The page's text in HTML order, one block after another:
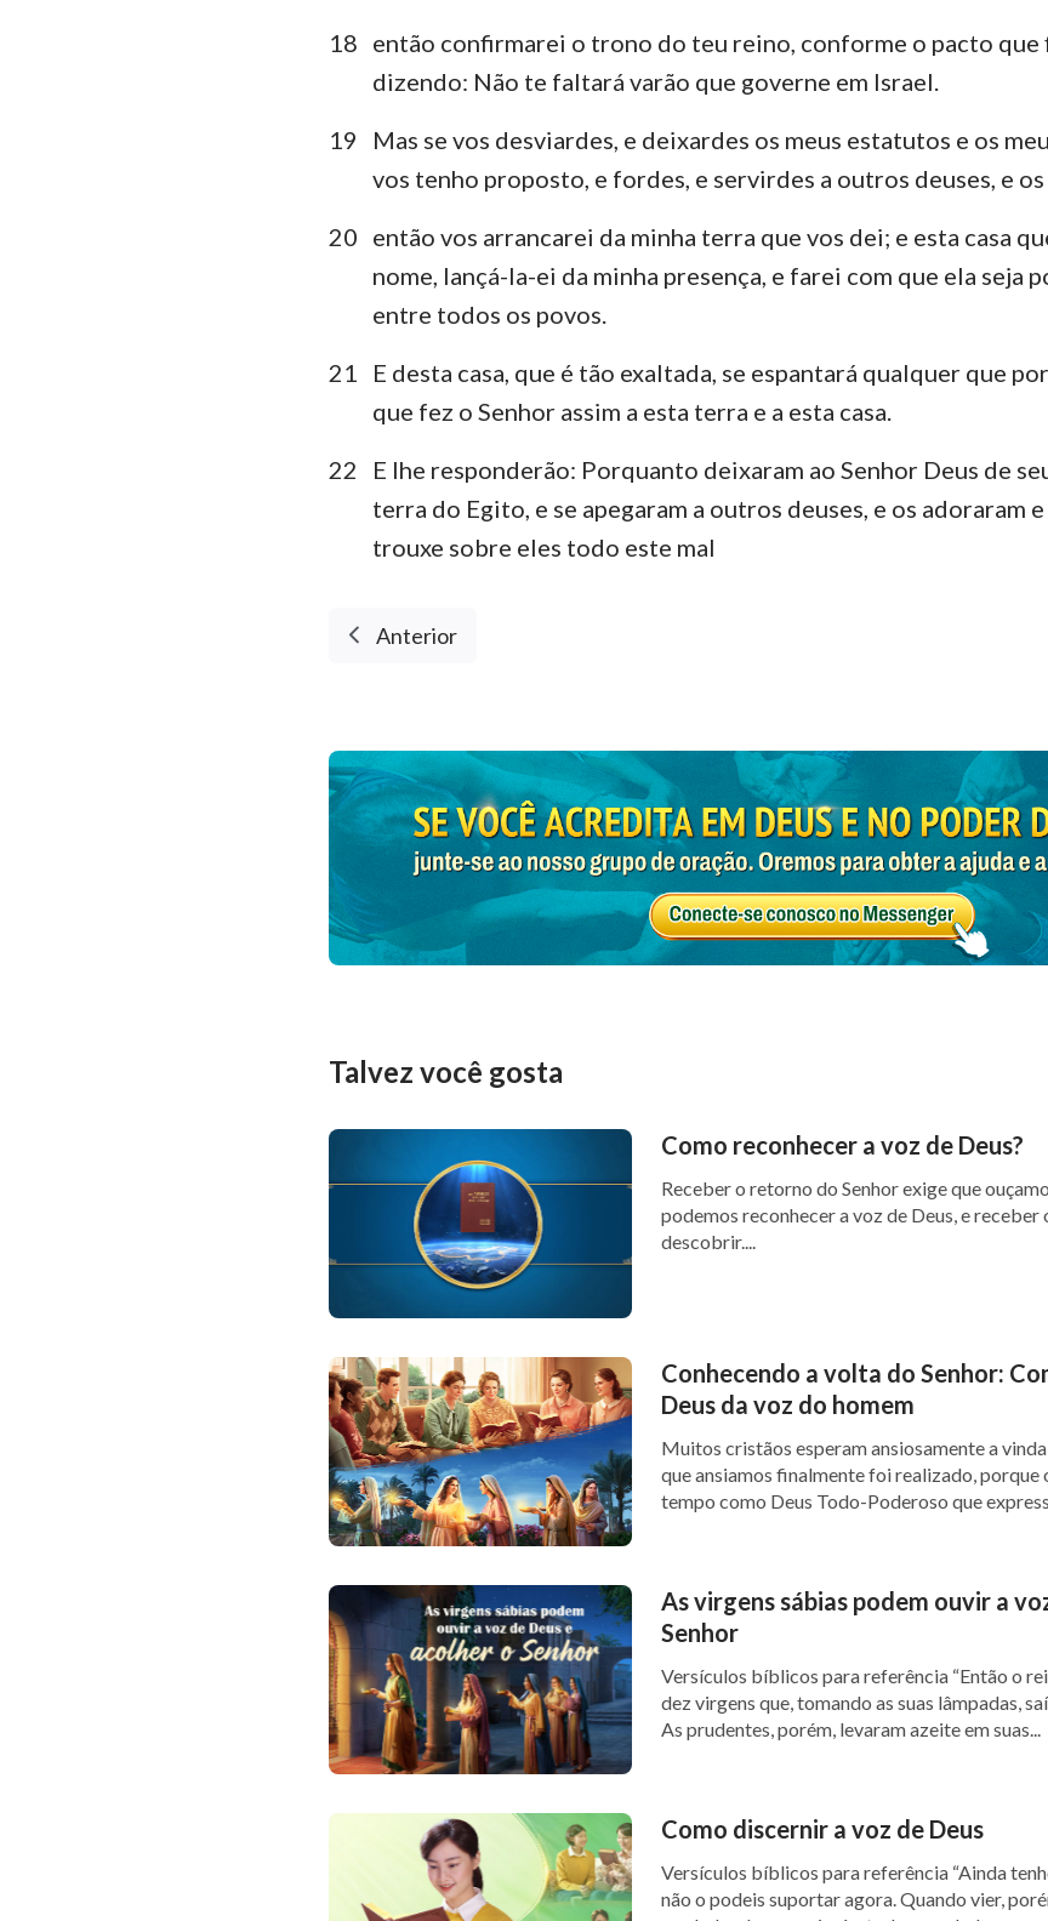
18 então confirmarei o trono do teu reino, conforme o pacto que
dizendo: Não te faltará varão que governe em Israel.
19
Mas se vos desviardes, e deixardes os meus estatutos e os
vos tenho proposto, e fordes, e servirdes a outros deuses, e
20 então vos arrancarei da minha terra que vos dei; e esta casa
nome, lançá-la-ei da minha presença, e farei com que ela seja
entre todos os povos.
21
E desta casa, que é tão exaltada, se espantará qualquer que
que fez o Senhor assim a esta terra e a esta casa.
22
E lhe responderão: Porquanto deixaram ao Senhor Deus de
terra do Egito, e se apegaram a outros deuses, e os adoraram
trouxe sobre eles todo este mal
Anterior
Talvez você gosta
Como reconhecer a voz de Deus?
Receber o retorno do Senhor exige que
podemos reconhecer a voz de Deus, e receber
descobrir....
Conhecendo a volta do Senhor:
Deus da voz do homem
Muitos cristãos esperam ansiosamente a vinda
que ansiamos finalmente foi realizado, porque
tempo como Deus Todo-Poderoso que
As virgens sábias podem ouvir a
Senhor
Versículos bíblicos para referência “Então o reino dos céus será semelhante a
dez virgens que, tomando as suas lâmpadas,
As prudentes, porém, levaram azeite em suas...
Como discernir a voz de Deus
Versículos bíblicos para referência “Ainda tenho muito que vos dizer; mas vós
não o podeis suportar agora. Quando vier,